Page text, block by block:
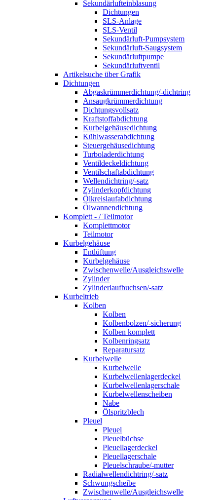
Sekundärlufteinblasung
Dichtungen
SLS-Anlage
SLS-Ventil
Sekundärluft-Pumpsystem
Sekundärluft-Saugsystem
Sekundärluftpumpe
Sekundärluftventil
Artikelsuche über Grafik
Dichtungen
Abgaskrümmerdichtung/-dichtring
Ansaugkrümmerdichtung
Dichtungsvollsatz
Kraftstoffabdichtung
Kurbelgehäusedichtung
Kühlwasserabdichtung
Steuergehäusedichtung
Turboladerdichtung
Ventildeckeldichtung
Ventilschaftabdichtung
Wellendichtring/-satz
Zylinderkopfdichtung
Ölkreislaufabdichtung
Ölwannendichtung
Komplett - / Teilmotor
Komplettmotor
Teilmotor
Kurbelgehäuse
Entlüftung
Kurbelgehäuse
Zwischenwelle/Ausgleichswelle
Zylinder
Zylinderlaufbuchsen/-satz
Kurbeltrieb
Kolben
Kolben
Kolbenbolzen/-sicherung
Kolben komplett
Kolbenringsatz
Reparatursatz
Kurbelwelle
Kurbelwelle
Kurbelwellenlagerdeckel
Kurbelwellenlagerschale
Kurbelwellenscheiben
Nabe
Ölspritzblech
Pleuel
Pleuel
Pleuelbüchse
Pleuellagerdeckel
Pleuellagerschale
Pleuelschraube/-mutter
Radialwellendichtring/-satz
Schwungscheibe
Zwischenwelle/Ausgleichswelle